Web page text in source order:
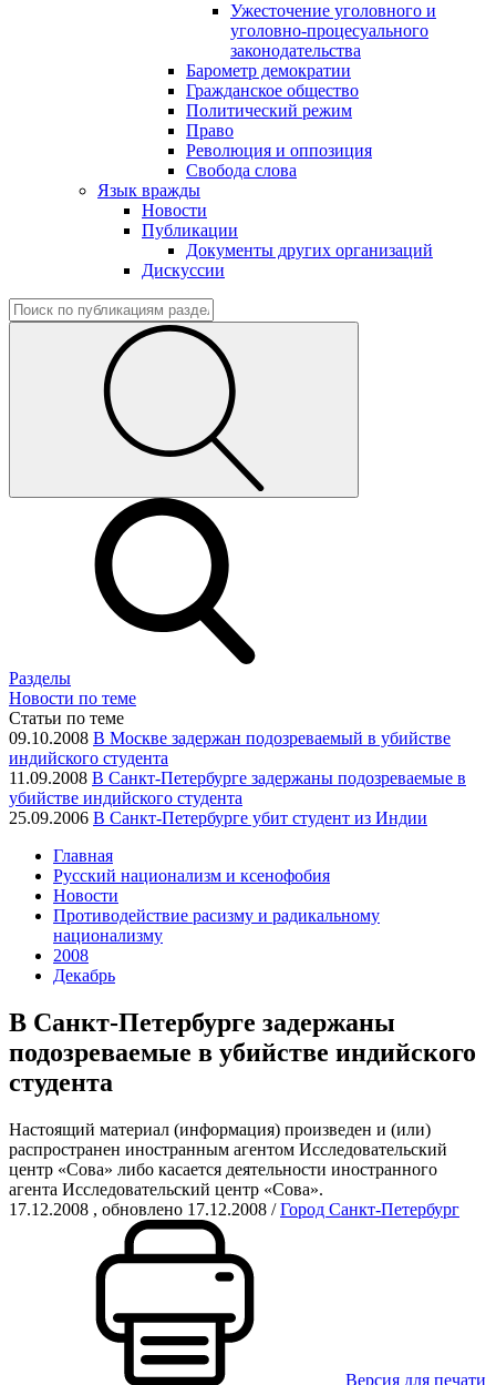
Ужесточение уголовного и
уголовно-процесуального
законодательства
Барометр демократии
Гражданское общество
Политический режим
Право
Революция и оппозиция
Свобода слова
Язык вражды
Новости
Публикации
Документы других организаций
Дискуссии
Разделы
Новости по теме
Статьи по теме
09.10.2008 В Москве задержан подозреваемый в убийстве
индийского студента
11.09.2008 В Санкт-Петербурге задержаны подозреваемые в
убийстве индийского студента
25.09.2006 В Санкт-Петербурге убит студент из Индии
Главная
Русский национализм и ксенофобия
Новости
Противодействие расизму и радикальному
национализму
2008
Декабрь
В Санкт-Петербурге задержаны
подозреваемые в убийстве индийского
студента
Настоящий материал (информация) произведен и (или)
распространен иностранным агентом Исследовательский
центр «Сова» либо касается деятельности иностранного
агента Исследовательский центр «Сова».
17.12.2008 , обновлено 17.12.2008 /Город Санкт-Петербург
Версия для печати